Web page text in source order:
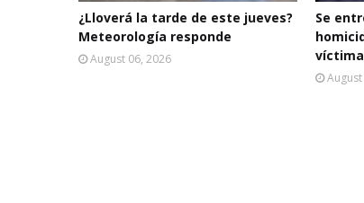
¿Lloverá la tarde de este jueves?
Meteorología responde
August 06, 2026
Se